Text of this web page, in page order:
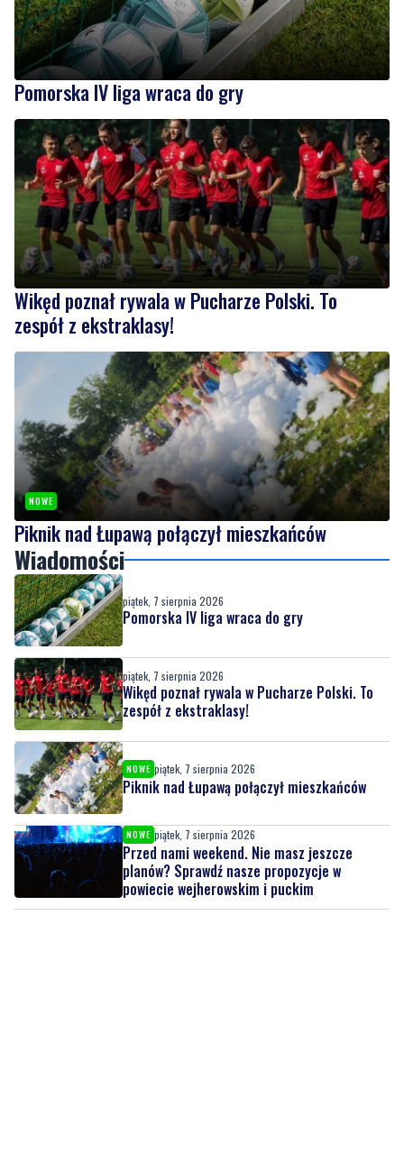
Pomorska IV liga wraca do gry
Wikęd poznał rywala w Pucharze Polski. To
zespół z ekstraklasy!
NOWE
Piknik nad Łupawą połączył mieszkańców
Wiadomości
piątek, 7 sierpnia 2026
Pomorska IV liga wraca do gry
piątek, 7 sierpnia 2026
Wikęd poznał rywala w Pucharze Polski. To
zespół z ekstraklasy!
NOWE piątek, 7 sierpnia 2026
Piknik nad Łupawą połączył mieszkańców
NOWE piątek, 7 sierpnia 2026
Przed nami weekend. Nie masz jeszcze
planów? Sprawdź nasze propozycje w
powiecie wejherowskim i puckim